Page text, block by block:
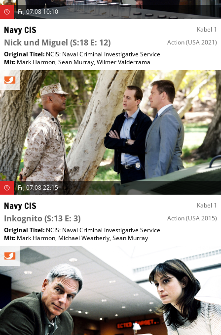
Fr, 07.08 10:10
Navy CIS Kabel 1
Nick und Miguel (S:18 E: 12) Action(USA 2021)
Original Titel: NCIS: Naval Criminal Investigative Service
Mit: Mark Harmon,Sean Murray,Wilmer Valderrama
Fr, 07.08 22:15
Navy CIS Kabel 1
Inkognito(S:13 E: 3) Action(USA 2015)
Original Titel: NCIS: Naval Criminal Investigative Service
Mit: Mark Harmon, Michael Weatherly,Sean Murray